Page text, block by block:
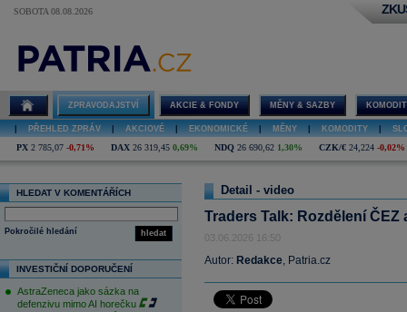
SOBOTA 08.08.2026
Rozdělení
Nvidia
ZPRAVODAJSTVÍ AKCIE & FONDY MĚNY & SAZBY
PŘEHLED ZPRÁV AKCIOVÉ EKONOMICKÉ MĚNY KOMODITY
PX 2 785,07 -0,71% DAX 26 319,45 0,69% NDQ 26 690,62 1,30% CZK/€ 24,224 -0,02%
HLEDAT V KOMENTÁŘÍCH
hledat
Pokročilé hledání
INVESTIČNÍ DOPORUČENÍ
AstraZeneca jako sázka na
defenzivu mimo AI horečku
Detail - video
Traders Talk: Rozdělení
03.06.2026 16:50
Autor: Redakce, Patria.cz